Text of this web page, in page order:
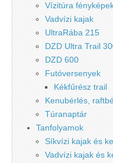
Vízitúra
Vadvízi kajak
UltraRába 215
DZD Ultra Trail
DZD 600
Futóversenyek
Kékfűrész trail
Kenubérlés,
Túranaptár
Tanfolyamok
Síkvízi kajak és
Vadvízi kajak és